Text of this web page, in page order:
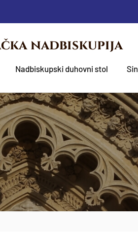
nadbiskupija
Nadbiskupski duhovni stol